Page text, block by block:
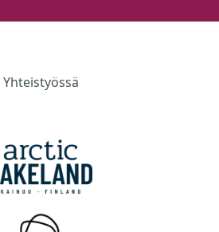
Yhteistyössä